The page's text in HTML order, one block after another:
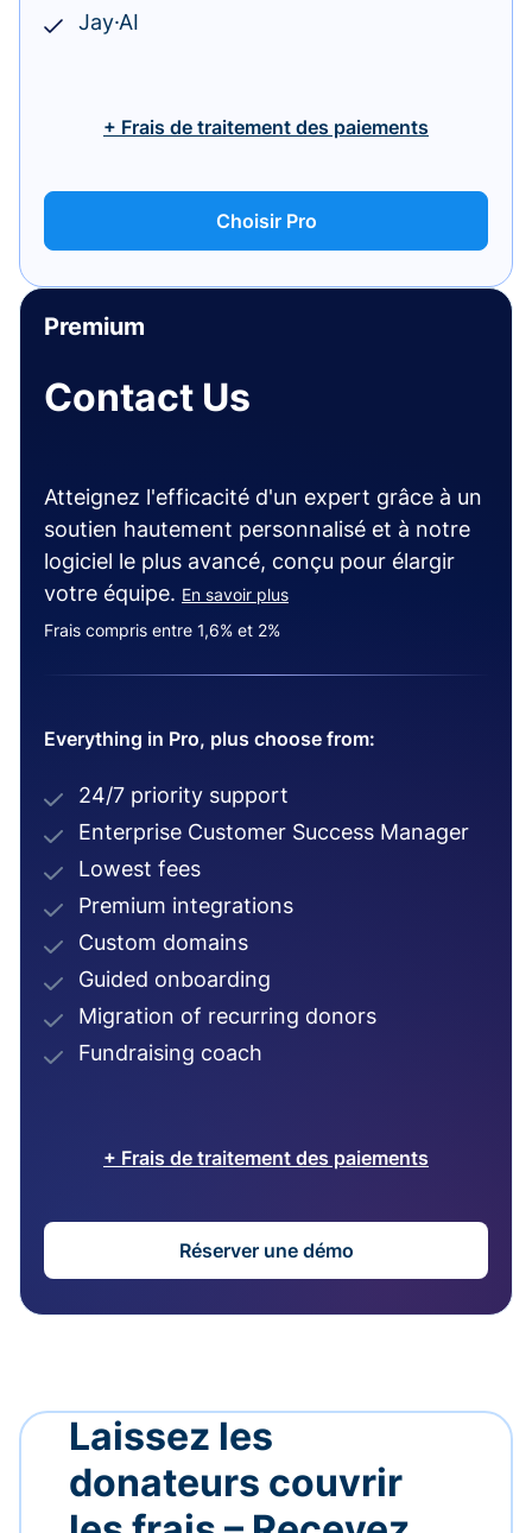
Jay·AI
+ Frais de traitement des paiements
Choisir Pro
Premium
Contact Us
Atteignez l'efficacité d'un expert grâce à un
soutien hautement personnalisé et à notre
logiciel le plus avancé, conçu pour élargir
votre équipe. En savoir plus
Frais compris entre 1,6% et 2%
Everything in Pro, plus choose from:
24/7 priority support
Enterprise Customer Success Manager
Lowest fees
Premium integrations
Custom domains
Guided onboarding
Migration of recurring donors
Fundraising coach
+ Frais de traitement des paiements
Réserver une démo
Laissez les
donateurs couvrir